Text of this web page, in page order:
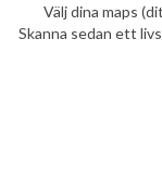
Välj dina maps
Skanna sedan ett